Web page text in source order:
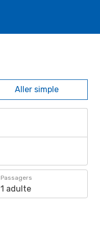
Aller simple
Passagers
1 adulte